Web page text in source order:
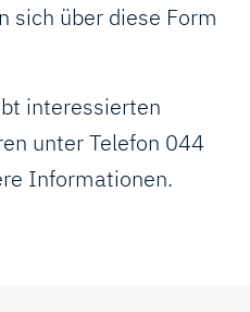
sich über diese Form
interessierten
unter Telefon 044
Informationen.